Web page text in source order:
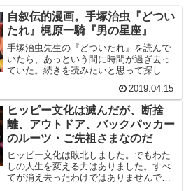
自叙伝的漫画。手塚治虫『どつい
たれ』梶原一騎『男の星座』
手塚治虫先生の『どついたれ』を読んで
いたら、あっという間に時間が過ぎ去っ
ていた。続きを読みたいと思って探した
だ。未完成の理由は「作品の人気がかん
ばしくなかったため、作者みずから打ち
切った」というのが原因らし...
2019.04.15
ヒッピー文化は滅んだが、断捨
離、アウトドア、バックパッカー
のルーツ・ご先祖さまなのだ
ヒッピー文化は敗北しました。でもわた
しの人生を変える力はありました。すべ
てが消え去ったわけではありませんでし